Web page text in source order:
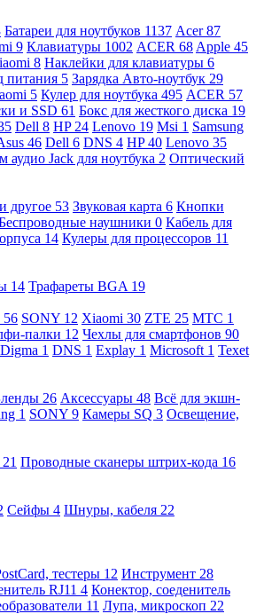
Батареи для ноутбуков 1137 Acer87
9 Клавиатуры 1002 ACER 68 Apple 45
8 Наклейки для клавиатуры 6
питания 5 Зарядка Авто-ноутбук 29
5 Кулер для ноутбука 495 ACER 57
и SSD 61 Бокс для жесткого диска 19
Dell 8 HP 24 Lenovo 19 Msi 1 Samsung
46 Dell 6 DNS 4 HP40 Lenovo 35
аудио Jack для ноутбука 2 Оптический
другое 53 Звуковая карта 6 Кнопки
наушники 0 Кабель для
14 Кулеры для процессоров 11
14 Трафареты BGA 19
56 SONY 12 Xiaomi 30 ZTE 25 МТС 1
палки 12 Чехлы для смартфонов 90
Digma 1 DNS 1 Explay 1 Microsoft 1 Texet
26 Аксессуары 48 Всё для экшн-
1 SONY 9 Камеры SQ 3 Освещение,
21 Проводные сканеры штрих-кода 16
Сейфы 4 Шнуры, кабеля 22
тестеры 12 Инструмент 28
RJ11 4 Конектор, соеденитель
11 Лупа, микроскоп 22